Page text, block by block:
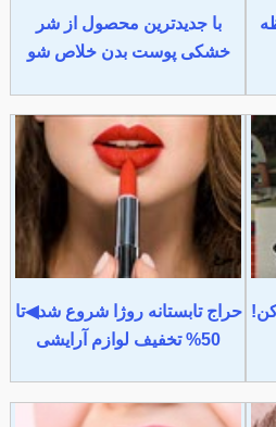
با جدیدترین محصول از شر
خشکی پوست بدن خلاص شو
حراج تابستانه روژا شروع شد◀تا
50% تخفیف لوازم آرایشی